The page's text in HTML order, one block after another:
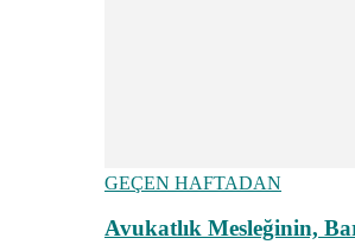
GEÇEN HAFTADAN
Avukatlık Mesleğinin,